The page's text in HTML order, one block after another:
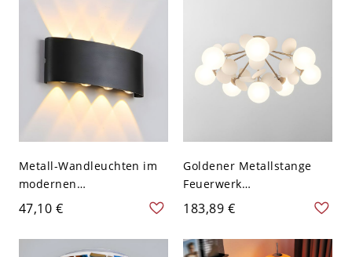
120V Rosa
Metall-Wandleuchten im
modernen
minimalistischen Stil für
Außenwände - 110V-120V
Schwarz 8 Weißlicht
47,10 €
Goldener Metallstange
Feuerwerk
Halbdeckenlampe
Moderne Bunter Kugel
Glasschirm Deckenleuchte
183,89 €